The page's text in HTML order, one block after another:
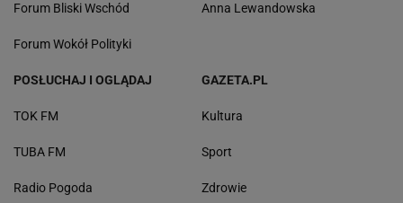
Forum Bliski Wschód
Forum Wokół Polityki
Anna Lewandowska
POSŁUCHAJ I OGLĄDAJ
TOK FM
TUBA FM
Radio Pogoda
GAZETA.PL
Kultura
Sport
Zdrowie